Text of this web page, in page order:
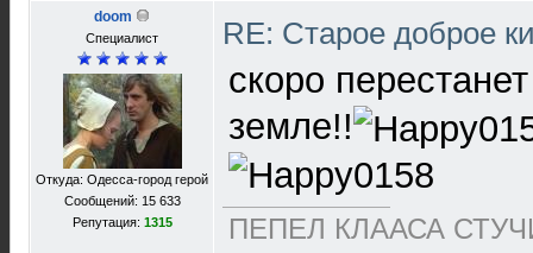
doom
Специалист
Откуда: Одесса-город герой
Сообщений: 15 633
Репутация: 1315
RE: Старое доброе
скоро
земле!!
ПЕПЕЛ КЛААСА